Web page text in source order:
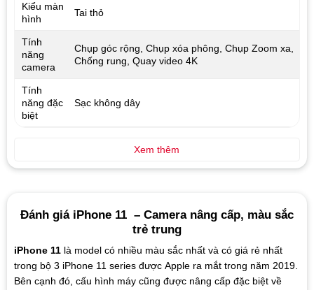
Đánh giá iPhone 11 – Camera nâng cấp, màu sắc
trẻ trung
iPhone 11là model có nhiều màu sắc nhất và có giá rẻ nhất
trong bộ 3 iPhone 11 series được Apple ra mắt trong năm 2019.
Bên cạnh đó, cấu hình máy cũng được nâng cấp đặc biệt về
Kiểu màn
hình
Tai thỏ
Tính
năng
camera
Chụp góc rộng, Chụp xóa phông, Chụp Zoom xa,
Chống rung, Quay video 4K
Tính
năng đặc
biệt
Sạc không dây
Xem thêm